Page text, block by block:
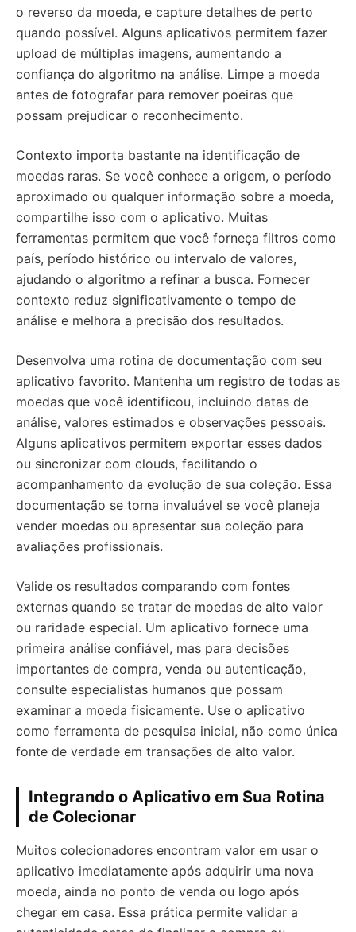
o reverso da moeda, e capture detalhes de perto
quando possível. Alguns aplicativos permitem fazer
upload de múltiplas imagens, aumentando a
confiança do algoritmo na análise. Limpe a moeda
antes de fotografar para remover poeiras que
possam prejudicar o reconhecimento.
Contexto importa bastante na identificação de
moedas raras. Se você conhece a origem, o período
aproximado ou qualquer informação sobre a moeda,
compartilhe isso com o aplicativo. Muitas
ferramentas permitem que você forneça filtros como
país, período histórico ou intervalo de valores,
ajudando o algoritmo a refinar a busca. Fornecer
contexto reduz significativamente o tempo de
análise e melhora a precisão dos resultados.
Desenvolva uma rotina de documentação com seu
aplicativo favorito. Mantenha um registro de todas as
moedas que você identificou, incluindo datas de
análise, valores estimados e observações pessoais.
Alguns aplicativos permitem exportar esses dados
ou sincronizar com clouds, facilitando o
acompanhamento da evolução de sua coleção. Essa
documentação se torna invaluável se você planeja
vender moedas ou apresentar sua coleção para
avaliações profissionais.
Valide os resultados comparando com fontes
externas quando se tratar de moedas de alto valor
ou raridade especial. Um aplicativo fornece uma
primeira análise confiável, mas para decisões
importantes de compra, venda ou autenticação,
consulte especialistas humanos que possam
examinar a moeda fisicamente. Use o aplicativo
como ferramenta de pesquisa inicial, não como única
fonte de verdade em transações de alto valor.
Integrando o Aplicativo em Sua Rotina
de Colecionar
Muitos colecionadores encontram valor em usar o
aplicativo imediatamente após adquirir uma nova
moeda, ainda no ponto de venda ou logo após
chegar em casa. Essa prática permite validar a